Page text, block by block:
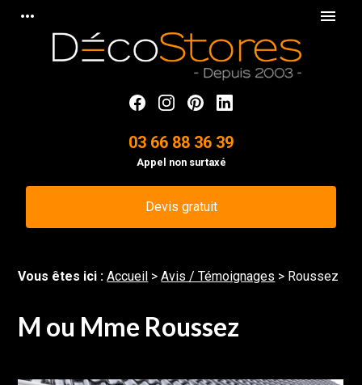
more_horiz menu
03 66 88 36 39
Appel non surtaxé
Devis gratuit
Vous êtes ici :Accueil >Avis / Témoignages > Roussez
M ou Mme Roussez